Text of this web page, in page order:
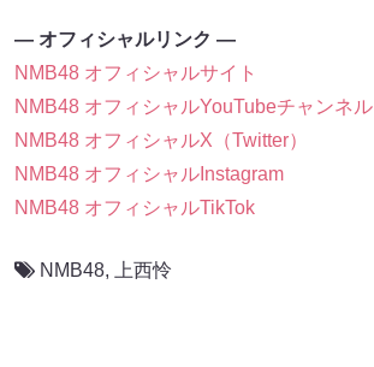
― オフィシャルリンク ―
NMB48 オフィシャルサイト
NMB48 オフィシャルYouTubeチャンネル
NMB48 オフィシャルX（Twitter）
NMB48 オフィシャルInstagram
NMB48 オフィシャルTikTok
NMB48, 上西怜